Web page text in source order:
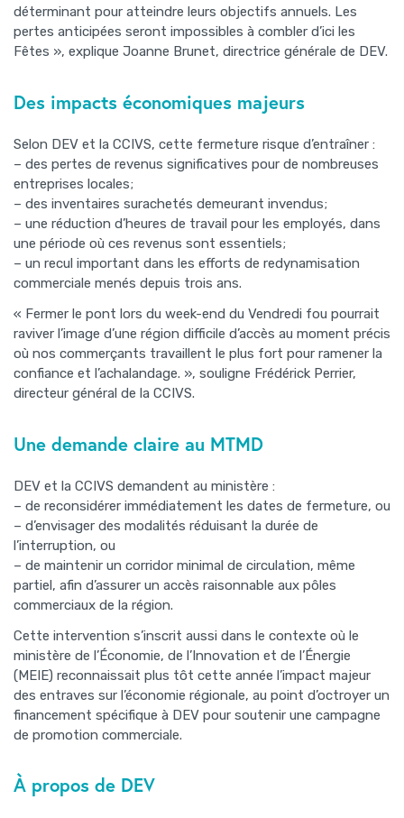
déterminant pour atteindre leurs objectifs annuels. Les
pertes anticipées seront impossibles à combler d’ici les
Fêtes », explique Joanne Brunet, directrice générale de DEV.
Des impacts économiques majeurs
Selon DEV et la CCIVS, cette fermeture risque d’entraîner :
– des pertes de revenus significatives pour de nombreuses
entreprises locales;
– des inventaires surachetés demeurant invendus;
– une réduction d’heures de travail pour les employés, dans
une période où ces revenus sont essentiels;
– un recul important dans les efforts de redynamisation
commerciale menés depuis trois ans.
« Fermer le pont lors du week-end du Vendredi fou pourrait
raviver l’image d’une région difficile d’accès au moment précis
où nos commerçants travaillent le plus fort pour ramener la
confiance et l’achalandage. », souligne Frédérick Perrier,
directeur général de la CCIVS.
Une demande claire au MTMD
DEV et la CCIVS demandent au ministère :
– de reconsidérer immédiatement les dates de fermeture, ou
– d’envisager des modalités réduisant la durée de
l’interruption, ou
– de maintenir un corridor minimal de circulation, même
partiel, afin d’assurer un accès raisonnable aux pôles
commerciaux de la région.
Cette intervention s’inscrit aussi dans le contexte où le
ministère de l’Économie, de l’Innovation et de l’Énergie
(MEIE) reconnaissait plus tôt cette année l’impact majeur
des entraves sur l’économie régionale, au point d’octroyer un
financement spécifique à DEV pour soutenir une campagne
de promotion commerciale.
À propos de DEV